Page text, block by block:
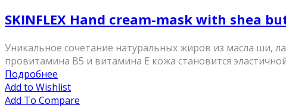
SKINFLEX Hand cream-mask with shea
Уникальное сочетание натуральных жиров из масла ши,
провитамина В5 и витамина Е кожа становится
Подробнее
Add to Wishlist
Add To Compare